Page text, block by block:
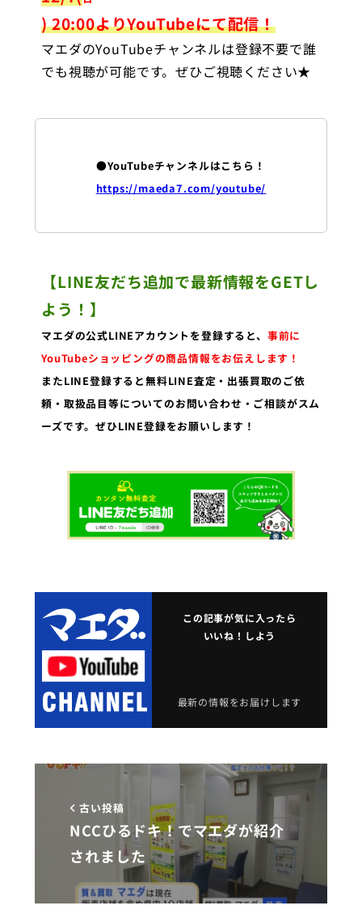
) 20:00よりYouTubeにて配信！
マエダのYouTubeチャンネルは登録不要で誰
でも視聴が可能です。ぜひご視聴ください★
●YouTubeチャンネルはこちら！
https://maeda7.com/youtube/
【LINE友だち追加で最新情報をGETし
よう！】
マエダの公式LINEアカウントを登録すると、 事前に
YouTubeショッピングの商品情報をお伝えします！
またLINE登録すると無料LINE査定・出張買取のご依
頼・取扱品目等についてのお問い合わせ・ご相談がスム
ーズです。ぜひLINE登録をお願いします！
この記事が気に入ったら
いいね！しよう
最新の情報をお届けします
古い投稿
NCCひるドキ！でマエダが紹介
されました